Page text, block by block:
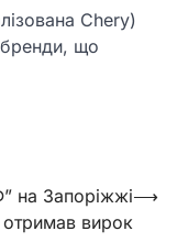
Chery)
бренди, що
на Запоріжжі
отримав вирок
⟶